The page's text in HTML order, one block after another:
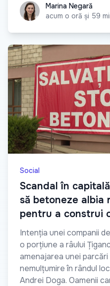
Marina Negară
Marina Negară
acum o oră și 59
Social
Scandal în
să betoneze albia
pentru a construi
Intenția unei companii
o porțiune a râului
amenajarea unei
nemulțumire în rândul
Andrei Doga. Oamenii